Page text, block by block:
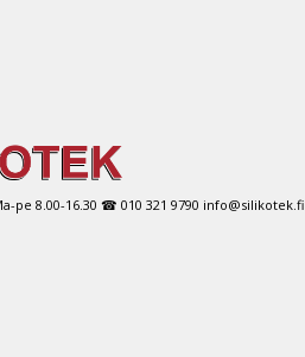
pe 8.00-16.30 ☎ 010 321 9790 info@silikotek.fi